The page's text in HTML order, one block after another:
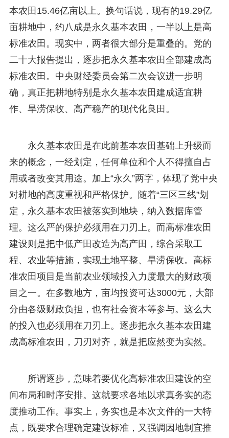
本农田15.46亿亩以上。换句话说，现有的19.29亿
亩耕地中，约八成是永久基本农田，一半以上是高
标准农田。现实中，两者很大部分是重叠的。党的
二十大报告提出，逐步把永久基本农田全部建成高
标准农田。中央财经委员会第二次会议进一步明
确，真正把耕地特别是永久基本农田建成适宜耕
作、旱涝保收、高产稳产的现代化良田。
永久基本农田是在此前基本农田基础上升级而
来的概念，一经划定，任何单位和个人不得擅自占
用或者改变其用途。加上“永久”两字，体现了党中央
对耕地的高度重视和严格保护。随着“三区三线”划
定，永久基本农田被落实到地块，纳入数据库管
理。这么严的保护必须用在刀刃上。而高标准农田
建设则是把中低产田改造为高产田，综合采取工
程、农业等措施，实现土地平整、旱涝保收。高标
准农田项目是当前农业领域投入力度最大的财政项
目之一。在多数地方，亩均投资可达3000元，大部
分由各级财政负担，也有社会资本等参与。这么大
的投入也必须用在刀刃上。逐步把永久基本农田建
成高标准农田，刀刃对齐，就是把应然变为实然。
所谓逐步，意味着要优化高标准农田建设的空
间布局和时序安排。这就要求各地以求真务实的态
度推动工作。事实上，务实也是本次文件的一大特
点，既要求合理确定建设标准，又强调因地制宜推